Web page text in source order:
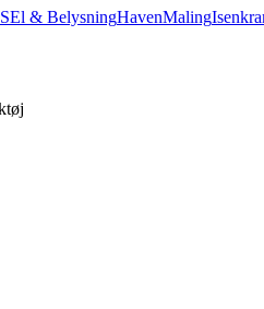
El & BelysningHavenMaling